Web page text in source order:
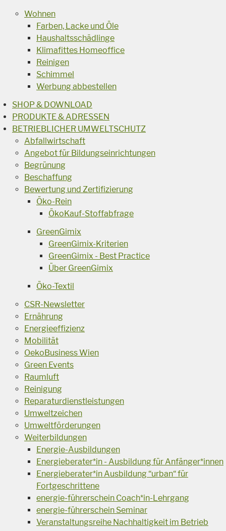
Wohnen
Farben, Lacke und Öle
Haushaltsschädlinge
Klimafittes Homeoffice
Reinigen
Schimmel
Werbung abbestellen
SHOP & DOWNLOAD
PRODUKTE & ADRESSEN
BETRIEBLICHER UMWELTSCHUTZ
Abfallwirtschaft
Angebot für Bildungseinrichtungen
Begrünung
Beschaffung
Bewertung und Zertifizierung
Öko-Rein
ÖkoKauf-Stoffabfrage
GreenGimix
GreenGimix-Kriterien
GreenGimix - Best Practice
Über GreenGimix
Öko-Textil
CSR-Newsletter
Ernährung
Energieeffizienz
Mobilität
OekoBusiness Wien
Green Events
Raumluft
Reinigung
Reparaturdienstleistungen
Umweltzeichen
Umweltförderungen
Weiterbildungen
Energie-Ausbildungen
Energieberater*in - Ausbildung für Anfänger*innen
Energieberater*in Ausbildung “urban“ für
Fortgeschrittene
energie-führerschein Coach*in-Lehrgang
energie-führerschein Seminar
Veranstaltungsreihe Nachhaltigkeit im Betrieb